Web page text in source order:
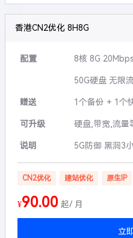
香港CN2优化 8H8G
配置 8核 8G 20Mbps
50G硬盘 无限
赠送 1个备份 + 1个
可升级 硬盘,带宽,流量
说明 5G防御 黑洞3
CN2优化 建站优化 原生IP
¥90.00 起/ 月
立